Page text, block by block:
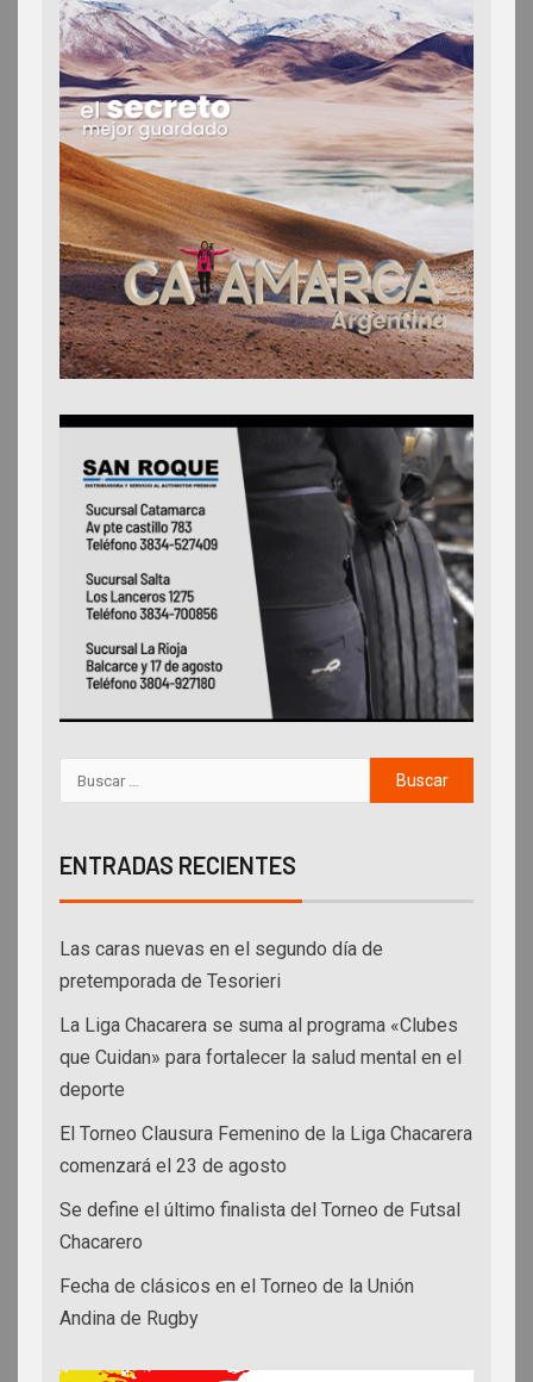
ENTRADAS RECIENTES
Las caras nuevas en el segundo día de
pretemporada de Tesorieri
La Liga Chacarera se suma al programa «Clubes
que Cuidan» para fortalecer la salud mental en el
deporte
El Torneo Clausura Femenino de la Liga Chacarera
comenzará el 23 de agosto
Se define el último finalista del Torneo de Futsal
Chacarero
Fecha de clásicos en el Torneo de la Unión
Andina de Rugby